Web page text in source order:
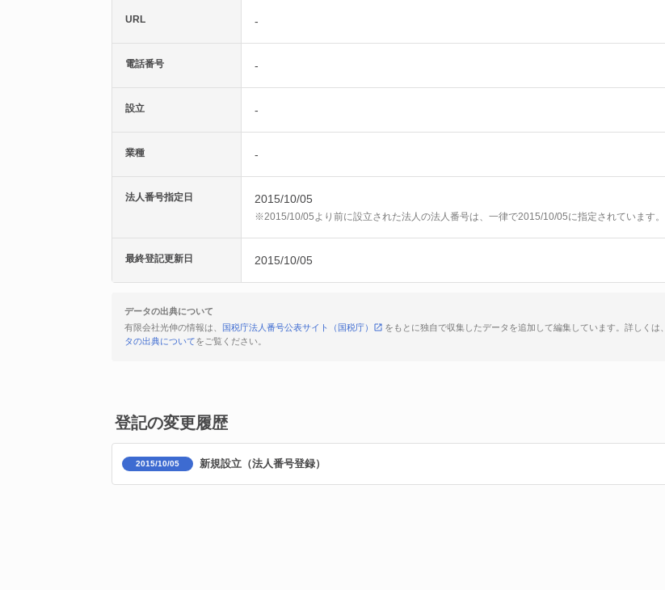
URL -
電話番号 -
設立 -
業種 -
法人番号指定日 2015/10/05
※2015/10/05より前に設立された法人の法人番号は、一律で2015/10/05に指定されています。
最終登記更新日 2015/10/05
データの出典について
有限会社光伸の情報は、
国税庁法人番号公表サイト（国税庁） をもとに独自で収集したデータを追加して編集しています。詳しくは、
タの出典についてをご覧ください。
登記の変更履歴
2015/10/05 新規設立（法人番号登録）